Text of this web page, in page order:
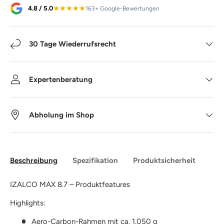
4.8 / 5.0 163+ Google-Bewertungen
30 Tage Wiederrufsrecht
Expertenberatung
Abholung im Shop
Beschreibung Spezifikation Produktsicherheit
IZALCO MAX 8.7 – Produktfeatures
Highlights:
Aero-Carbon-Rahmen mit ca. 1.050 g